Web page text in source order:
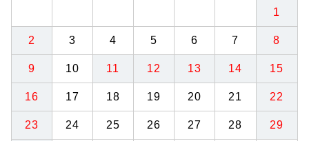
1
2 3 4 5 6 7 8
9 10 11 12 13 14 15
16 17 18 19 20 21 22
23 24 25 26 27 28 29